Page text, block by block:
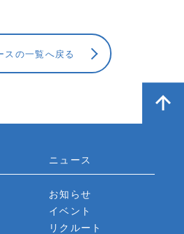
スの一覧へ戻る
ニュース
お知らせ
イベント
リクルート